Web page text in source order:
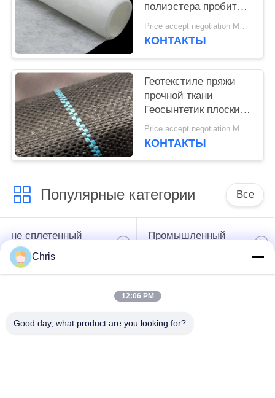
полиэстера пробитая
иглой не сплетенная
не сплетенная анти-
Price accept negotiation MOQ:100sq.m.
КОНТАКТЫ
Геотекстиле пряжи
прочной ткани
Геосынтетик плоский
сплетенный ПП для
предотвращает траву
Price accept negotiation MOQ:1000 ск.м.
КОНТАКТЫ
Популярные категории Все
не сплетенный
материал
Промышленный
пояс
Chris
12:06 PM
Good day, what product are you looking for?